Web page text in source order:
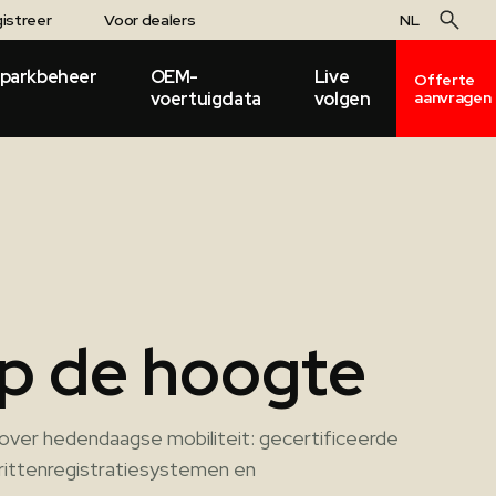
Voor dealers NL
OEM-
voertuigdata
Live
volgen
Offerte
aanvragen
de hoogte
hedendaagse mobiliteit: gecertificeerde
en